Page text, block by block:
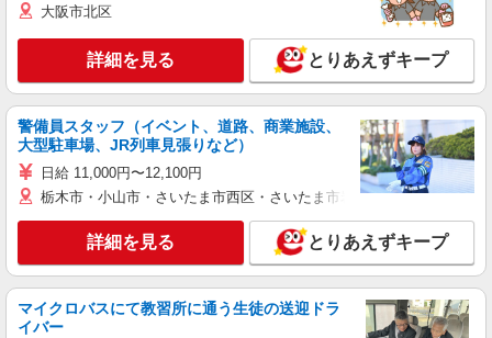
大阪市北区
詳細を見る とりあえずキープ
警備員スタッフ（イベント、道路、商業施設、
大型駐車場、JR列車見張りなど）
日給 11,000円〜12,100円
栃木市・小山市・さいたま市西区・さいたま市岩槻区・久喜市・蓮田
詳細を見る とりあえずキープ
マイクロバスにて教習所に通う生徒の送迎ドラ
イバー